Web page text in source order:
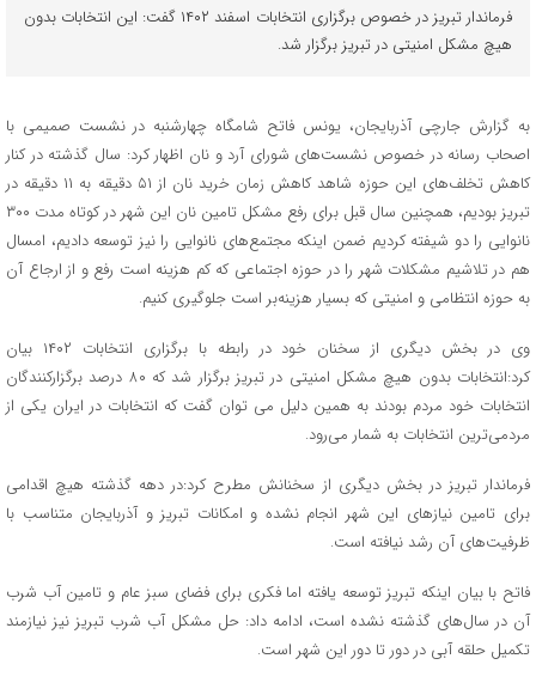
فرماندار تبریز در خصوص برگزاری انتخابات اسفند ۱۴۰۲ گفت: این انتخابات بدون
هیچ مشکل امنیتی در تبریز برگزار شد.
به گزارش جارچی آذربایجان، یونس فاتح شامگاه چهارشنبه در نشست صمیمی با
اصحاب رسانه در خصوص نشست‌های شورای آرد و نان اظهار کرد: سال گذشته در کنار
کاهش تخلف‌های این حوزه شاهد کاهش زمان خرید نان از ۵۱ دقیقه به ۱۱ دقیقه در
تبریز بودیم، همچنین سال قبل برای رفع مشکل تامین نان این شهر در کوتاه مدت ۳۰۰
نانوایی را دو شیفته کردیم ضمن اینکه مجتمع‌های نانوایی را نیز توسعه دادیم، امسال
هم در تلاشیم مشکلات شهر را در حوزه اجتماعی که کم هزینه است رفع و از ارجاع آن
به حوزه انتظامی و امنیتی که بسیار هزینه‌بر است جلوگیری کنیم.
وی در بخش دیگری از سخنان خود در رابطه با برگزاری انتخابات ۱۴۰۲ بیان
کرد:انتخابات بدون هیچ مشکل امنیتی در تبریز برگزار شد که ۸۰ درصد برگزارکنندگان
انتخابات خود مردم بودند به همین دلیل می توان گفت که انتخابات در ایران یکی از
مردمی‌ترین انتخابات به شمار می‌رود.
فرماندار تبریز در بخش دیگری از سخنانش مطرح کرد:در دهه گذشته هیچ اقدامی
برای تامین نیازهای این شهر انجام نشده و امکانات تبریز و آذربایجان متناسب با
ظرفیت‌های آن رشد نیافته است.
فاتح با بیان اینکه تبریز توسعه یافته اما فکری برای فضای سبز عام و تامین آب شرب
آن در سال‌های گذشته نشده است، ادامه داد: حل مشکل آب شرب تبریز نیز نیازمند
تکمیل حلقه آبی در دور تا دور این شهر است.